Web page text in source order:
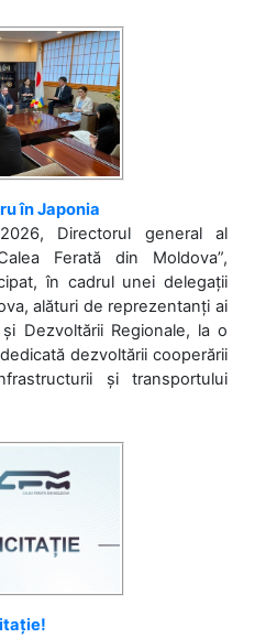
în Japonia
Directorul general al
Ferată din Moldova”,
în cadrul unei delegații
alături de reprezentanți ai
Dezvoltării Regionale, la o
dezvoltării cooperării
și transportului